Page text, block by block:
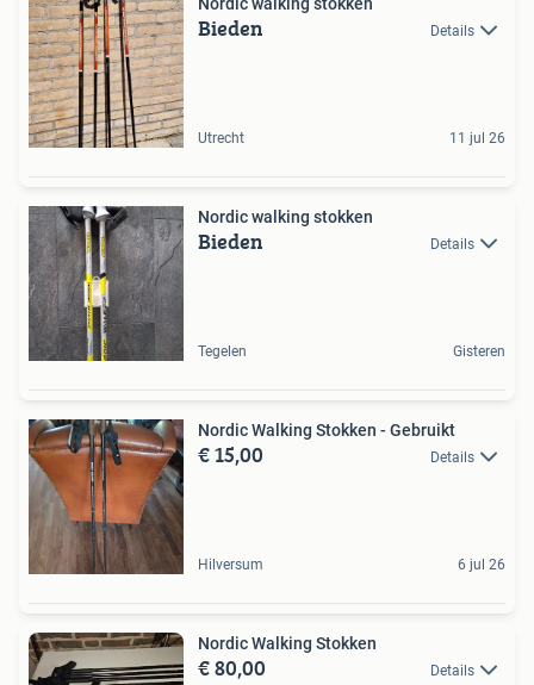
Bieden Details
Utrecht 11 jul 26
Nordic walking stokken
Bieden Details
Tegelen Gisteren
Nordic Walking Stokken - Gebruikt
€ 15,00 Details
Hilversum 6 jul 26
Nordic Walking Stokken
€ 80,00 Details